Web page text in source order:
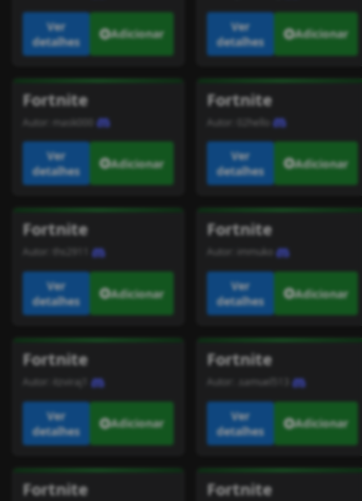
Ver
detalhes
Adicionar
Ver
detalhes
Adicionar
Fortnite
Autor: mask000
Ver
detalhes
Adicionar
Fortnite
Autor: 02hello
Ver
detalhes
Adicionar
Fortnite
Autor:
Ver
detalhes
Adicionar
Fortnite
Autor: immuko
Ver
detalhes
Adicionar
Fortnite
Autor: itzviraj1
Ver
detalhes
Adicionar
Fortnite
Autor: .samuel513
Ver
detalhes
Adicionar
Fortnite Fortnite